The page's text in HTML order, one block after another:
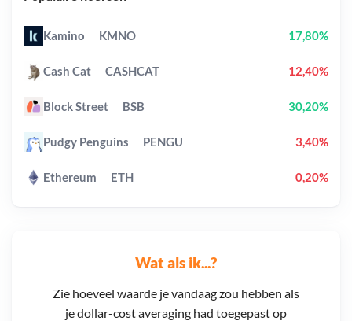
Wat als ik...?
Zie hoeveel waarde je vandaag zou hebben als
je dollar-cost averaging had toegepast op
Kamino KMNO 17,80%
Cash Cat CASHCAT 12,40%
Block Street BSB 30,20%
Pudgy Penguins PENGU 3,40%
Ethereum ETH 0,20%